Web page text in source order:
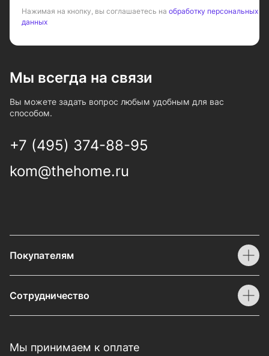
Нажимая на кнопку, вы соглашаетесь на обработку персональных
данных
Мы всегда на связи
Вы можете задать вопрос любым удобным для вас
способом.
+7 (495) 374-88-95
kom@thehome.ru
Покупателям
Сотрудничество
Мы принимаем к оплате